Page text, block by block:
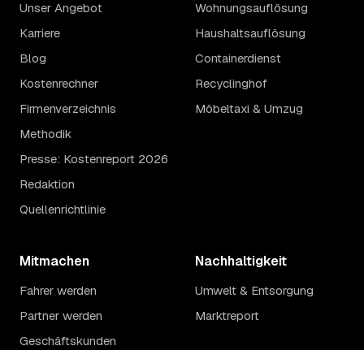
Unser Angebot
Karriere
Blog
Kostenrechner
Firmenverzeichnis
Methodik
Presse: Kostenreport 2026
Redaktion
Quellenrichtlinie
Wohnungsauflösung
Haushaltsauflösung
Containerdienst
Recyclinghof
Möbeltaxi & Umzug
Mitmachen
Fahrer werden
Partner werden
Geschäftskunden
Nachhaltigkeit
Umwelt & Entsorgung
Marktreport